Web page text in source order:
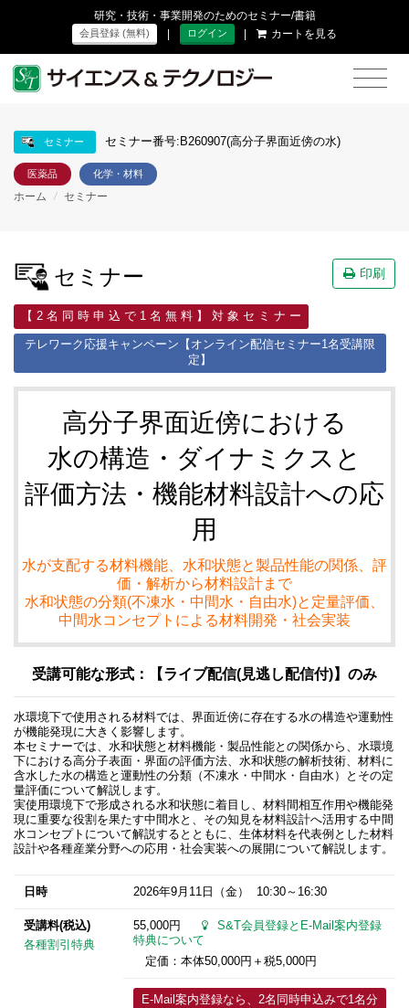
研究・技術・事業開発のためのセミナー/書籍
会員登録 (無料) | ログイン | カートを見る
セミナー セミナー番号:B260907(高分子界面近傍の水)
医薬品 化学・材料
ホーム / セミナー
セミナー 印刷
【 2 名 同 時 申 込 で 1 名 無 料 】 対 象 セ ミ ナ ー
テレワーク応援キャンペーン【オンライン配信セミナー1名受講限
定】
高分子界面近傍における
水の構造・ダイナミクスと
評価方法・機能材料設計への応
用
水が支配する材料機能、水和状態と製品性能の関係、評
価・解析から材料設計まで
水和状態の分類(不凍水・中間水・自由水)と定量評価、
中間水コンセプトによる材料開発・社会実装
受講可能な形式：【ライブ配信(見逃し配信付)】のみ
水環境下で使用される材料では、界面近傍に存在する水の構造や運動性
が機能発現に大きく影響します。
本セミナーでは、水和状態と材料機能・製品性能との関係から、水環境
下における高分子表面・界面の評価方法、水和状態の解析技術、材料に
含水した水の構造と運動性の分類（不凍水・中間水・自由水）とその定
量評価について解説します。
実使用環境下で形成される水和状態に着目し、材料間相互作用や機能発
現に重要な役割を果たす中間水と、その知見を材料設計へ活用する中間
水コンセプトについて解説するとともに、生体材料を代表例とした材料
設計や各種産業分野への応用・社会実装への展開について解説します。
日時 2026年9月11日 （金） 10:30～16:30
受講料(税込)
各種割引特典
55,000円
S&T会員登録とE-Mail案内登録
特典について
定価：本体50,000円＋税5,000円
E-Mail案内登録なら、2名同時申込みで1名分